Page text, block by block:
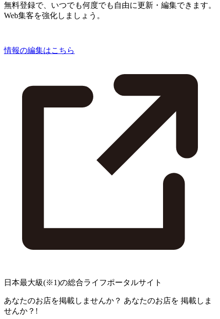
無料登録で、いつでも何度でも自由に更新・編集できます。
Web集客を強化しましょう。
情報の編集はこちら
日本最大級(※1)の総合ライフポータルサイト
あなたのお店を掲載しませんか？ あなたのお店を 掲載しま
せんか？!